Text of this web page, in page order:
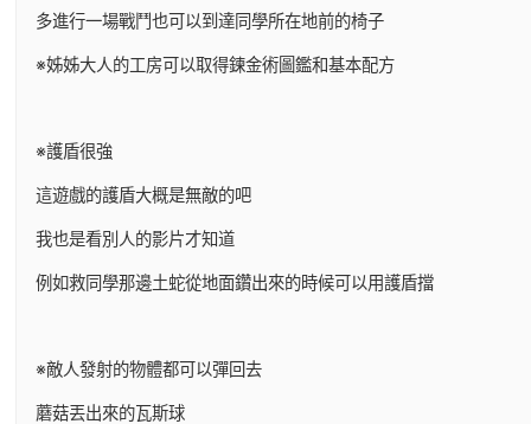
多進行一場戰鬥也可以到達同學所在地前的椅子
※姊姊大人的工房可以取得鍊金術圖鑑和基本配方
※護盾很強
這遊戲的護盾大概是無敵的吧
我也是看別人的影片才知道
例如救同學那邊土蛇從地面鑽出來的時候可以用護盾擋
※敵人發射的物體都可以彈回去
蘑菇丟出來的瓦斯球